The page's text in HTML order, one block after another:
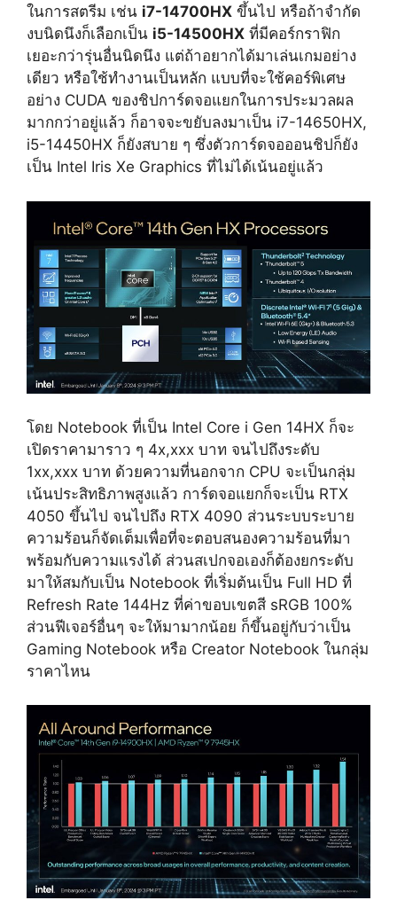
ในการสตรีม เช่น i7-14700HX ขึ้นไป หรือถ้าจำกัด
งบนิดนึงก็เลือกเป็น i5-14500HX ที่มีคอร์กราฟิก
เยอะกว่ารุ่นอื่นนิดนึง แต่ถ้าอยากได้มาเล่นเกมอย่าง
เดียว หรือใช้ทำงานเป็นหลัก แบบที่จะใช้คอร์พิเศษ
อย่าง CUDA ของชิปการ์ดจอแยกในการประมวลผล
มากกว่าอยู่แล้ว ก็อาจจะขยับลงมาเป็น i7-14650HX,
i5-14450HX ก็ยังสบาย ๆ ซึ่งตัวการ์ดจอออนชิปก็ยัง
เป็น Intel Iris Xe Graphics ที่ไม่ได้เน้นอยู่แล้ว
โดย Notebook ที่เป็น Intel Core i Gen 14HX ก็จะ
เปิดราคามาราว ๆ 4x,xxx บาท จนไปถึงระดับ
1xx,xxx บาท ด้วยความที่นอกจาก CPU จะเป็นกลุ่ม
เน้นประสิทธิภาพสูงแล้ว การ์ดจอแยกก็จะเป็น RTX
4050 ขึ้นไป จนไปถึง RTX 4090 ส่วนระบบระบาย
ความร้อนก็จัดเต็มเพื่อที่จะตอบสนองความร้อนที่มา
พร้อมกับความแรงได้ ส่วนสเปกจอเองก็ต้องยกระดับ
มาให้สมกับเป็น Notebook ที่เริ่มต้นเป็น Full HD ที่
Refresh Rate 144Hz ที่ค่าขอบเขตสี sRGB 100%
ส่วนฟีเจอร์อื่นๆ จะให้มามากน้อย ก็ขึ้นอยู่กับว่าเป็น
Gaming Notebook หรือ Creator Notebook ในกลุ่ม
ราคาไหน